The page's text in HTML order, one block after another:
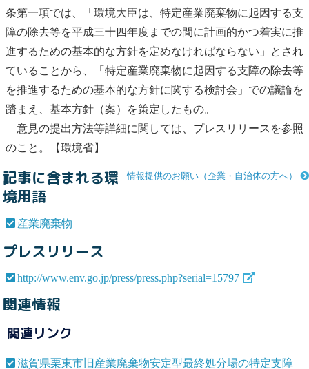
条第一項では、「環境大臣は、特定産業廃棄物に起因する支
障の除去等を平成三十四年度までの間に計画的かつ着実に推
進するための基本的な方針を定めなければならない」とされ
ていることから、「特定産業廃棄物に起因する支障の除去等
を推進するための基本的な方針に関する検討会」での議論を
踏まえ、基本方針（案）を策定したもの。
意見の提出方法等詳細に関しては、プレスリリースを参照
のこと。【環境省】
情報提供のお願い（企業・自治体の方へ）
記事に含まれる環
境用語
産業廃棄物
プレスリリース
http://www.env.go.jp/press/press.php?serial=15797
関連情報
関連リンク
滋賀県栗東市旧産業廃棄物安定型最終処分場の特定支障